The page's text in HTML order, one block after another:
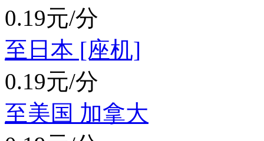
0.19元/分
至日本 [座机]
0.19元/分
至美国 加拿大